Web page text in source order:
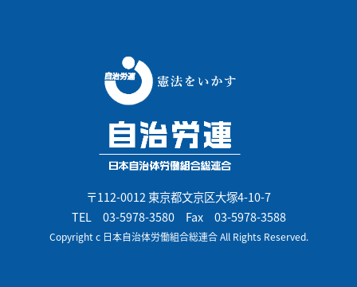
〒112-0012 東京都文京区大塚4-10-7
TEL 03-5978-3580Fax 03-5978-3588
Copyright c 日本自治体労働組合総連合 All Rights Reserved.